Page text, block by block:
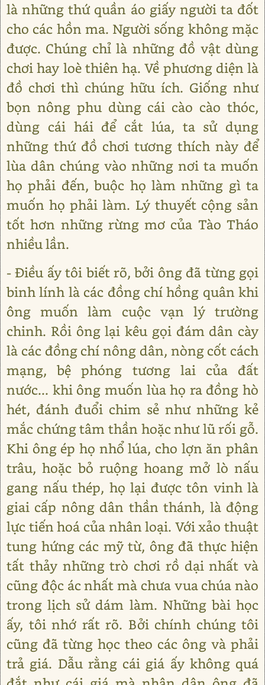
là những thứ quần áo giấy người ta đốt
cho các hồn ma. Người sống không mặc
được. Chúng chỉ là những đồ vật dùng
chơi hay loè thiên hạ. Về phương diện là
đồ chơi thì chúng hữu ích. Giống như
bọn nông phu dùng cái cào cào thóc,
dùng cái hái để cắt lúa, ta sử dụng
những thứ đồ chơi tương thích này để
lùa dân chúng vào những nơi ta muốn
họ phải đến, buộc họ làm những gì ta
muốn họ phải làm. Lý thuyết cộng sản
tốt hơn những rừng mơ của Tào Tháo
nhiều lần.
- Điều ấy tôi biết rõ, bởi ông đã từng gọi
binh lính là các đồng chí hồng quân khi
ông muốn làm cuộc vạn lý trường
chinh. Rồi ông lại kêu gọi đám dân cày
là các đồng chí nông dân, nòng cốt cách
mạng, bệ phóng tương lai của đất
nước... khi ông muốn lùa họ ra đồng hò
hét, đánh đuổi chim sẻ như những kẻ
mắc chứng tâm thần hoặc như lũ rối gỗ.
Khi ông ép họ nhổ lúa, cho lợn ăn phân
trâu, hoặc bỏ ruộng hoang mở lò nấu
gang nấu thép, họ lại được tôn vinh là
giai cấp nông dân thần thánh, là động
lực tiến hoá của nhân loại. Với xảo thuật
tung hứng các mỹ từ, ông đã thực hiện
tất thảy những trò chơi rồ dại nhất và
cũng độc ác nhất mà chưa vua chúa nào
trong lịch sử dám làm. Những bài học
ấy, tôi nhớ rất rõ. Bởi chính chúng tôi
cũng đã từng học theo các ông và phải
trả giá. Dẫu rằng cái giá ấy không quá